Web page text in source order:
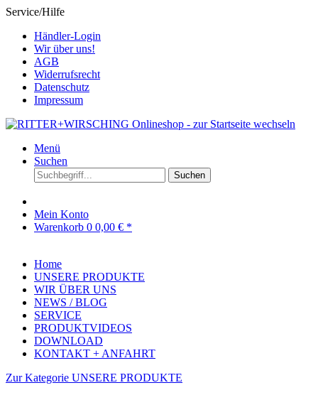
Service/Hilfe
Händler-Login
Wir über uns!
AGB
Widerrufsrecht
Datenschutz
Impressum
Menü
Suchen
Suchen
Mein Konto
Warenkorb 0 0,00 € *
Home
UNSERE PRODUKTE
WIR ÜBER UNS
NEWS / BLOG
SERVICE
PRODUKTVIDEOS
DOWNLOAD
KONTAKT + ANFAHRT
Zur Kategorie UNSERE PRODUKTE